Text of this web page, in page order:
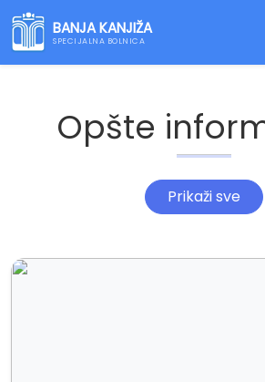
BANJA KANJIŽA
SPECIJALNA BOLNICA
Opšte
Prikaži sve